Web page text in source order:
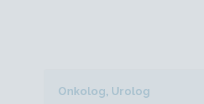
Onkolog, Urolog